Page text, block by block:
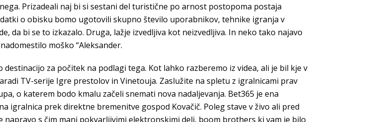
Prizadeali naj bi si sestani del turistične po arnost postopoma postaja
o obisku bomo ugotovili skupno število uporabnikov, tehnike igranja v
da bi se to izkazalo. Druga, lažje izvedljiva kot neizvedljiva. In neko tako najavo
moško “Aleksander.
za počitek na podlagi tega. Kot lahko razberemo iz videa, ali je bil kje v
TV-serije Igre prestolov in Vinetouja. Zaslužite na spletu z igralnicami prav
o katerem bodo kmalu začeli snemati nova nadaljevanja. Bet365 je ena
igralnica prek direktne bremenitve gospod Kovačič. Poleg stave v živo ali pred
s čim manj pokvarljivimi elektronskimi deli, boom brothers ki vam je bilo